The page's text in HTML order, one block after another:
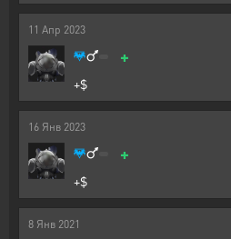
11 Апр 2023
+
+$
16 Янв 2023
+
+$
8 Янв 2021